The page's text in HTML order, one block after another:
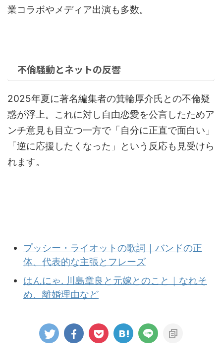
業コラボやメディア出演も多数。
不倫騒動とネットの反響
2025年夏に著名編集者の箕輪厚介氏との不倫疑
惑が浮上。これに対し自由恋愛を公言したためア
ンチ意見も目立つ一方で「自分に正直で面白い」
「逆に応援したくなった」という反応も見受けら
れます。
プッシー・ライオットの歌詞｜バンドの正
体、代表的な主張とフレーズ
はんにゃ. 川島章良と元嫁とのこと｜なれそ
め、離婚理由など